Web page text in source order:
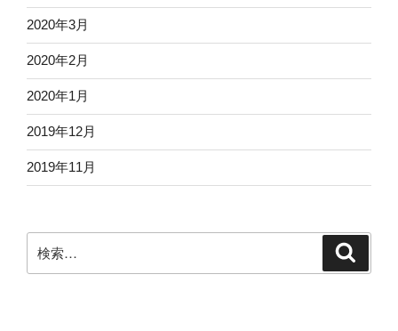
2020年3月
2020年2月
2020年1月
2019年12月
2019年11月
索: